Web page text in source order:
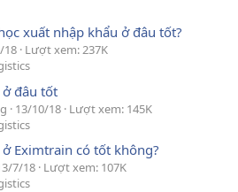
xuất nhập khẩu ở đâu tốt?
18 Lượt xem: 237K
ở đâu tốt
13/10/18 Lượt xem: 145K
Eximtrain có tốt không?
7/18 Lượt xem: 107K